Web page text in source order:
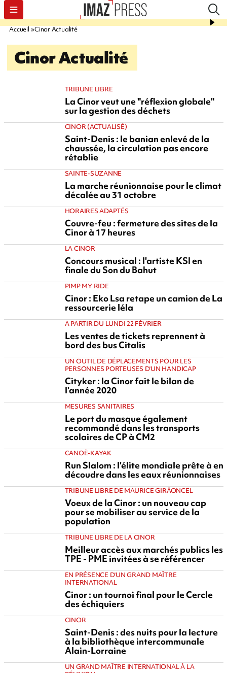
Accueil Cinor Actualité
Cinor Actualité
TRIBUNE LIBRE
La Cinor veut une "réflexion globale"
sur la gestion des déchets
CINOR (ACTUALISÉ)
Saint-Denis : le banian enlevé de la
chaussée, la circulation pas encore
rétablie
SAINTE-SUZANNE
La marche réunionnaise pour le climat
décalée au 31 octobre
HORAIRES ADAPTÉS
Couvre-feu : fermeture des sites de la
Cinor à 17 heures
LA CINOR
Concours musical : l'artiste KSI en
finale du Son du Bahut
PIMP MY RIDE
Cinor : Eko Lsa retape un camion de La
ressourcerie léla
A PARTIR DU LUNDI 22 FÉVRIER
Les ventes de tickets reprennent à
bord des bus Citalis
UN OUTIL DE DÉPLACEMENTS POUR LES
PERSONNES PORTEUSES D'UN HANDICAP
Cityker : la Cinor fait le bilan de
l'année 2020
MESURES SANITAIRES
Le port du masque également
recommandé dans les transports
scolaires de CP à CM2
CANOË-KAYAK
Run Slalom : l'élite mondiale prête à en
découdre dans les eaux réunionnaises
TRIBUNE LIBRE DE MAURICE GIRÀONCEL
Voeux de la Cinor : un nouveau cap
pour se mobiliser au service de la
population
TRIBUNE LIBRE DE LA CINOR
Meilleur accès aux marchés publics les
TPE - PME invitées à se référencer
EN PRÉSENCE D'UN GRAND MAÎTRE
INTERNATIONAL
Cinor : un tournoi final pour le Cercle
des échiquiers
CINOR
Saint-Denis : des nuits pour la lecture
à la bibliothèque intercommunale
Alain-Lorraine
UN GRAND MAÎTRE INTERNATIONAL À LA